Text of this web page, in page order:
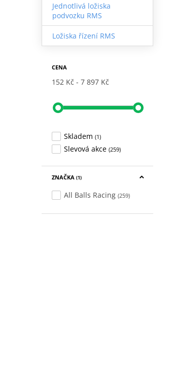
Jednotlivá ložiska
podvozku RMS
Ložiska řízení RMS
CENA
152 Kč 7 897 Kč
Skladem (1)
Slevová akce (259)
ZNAČKA (1)
All Balls Racing (259)